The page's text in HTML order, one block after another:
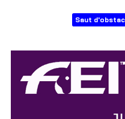
Saut